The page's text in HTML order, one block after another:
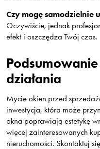
Czy mogę samodzielnie
Oczywiście, jednak
efekt i oszczędza Twój czas.
działania
Mycie okien przed
inwestycja, która może
okna poprawiają estetykę
więcej zainteresowanych
nieruchomości. Skontaktuj